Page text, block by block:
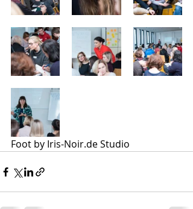
Foot by Iris-Noir.de Studio